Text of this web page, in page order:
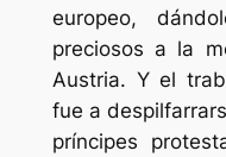
europeo,
preciosos a la
Austria. Y el
fue a
príncipes